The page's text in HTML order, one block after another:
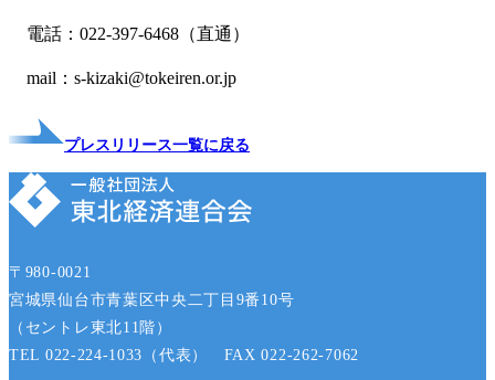
電話：022-397-6468（直通）
mail：s-kizaki@tokeiren.or.jp
プレスリリース一覧に戻る
〒980-0021
宮城県仙台市青葉区中央二丁目9番10号
（セントレ東北11階）
TEL 022-224-1033（代表） FAX 022-262-7062